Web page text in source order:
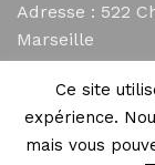
Adresse : 522
Marseille
Mentions
Ce site
expérience.
mais vous